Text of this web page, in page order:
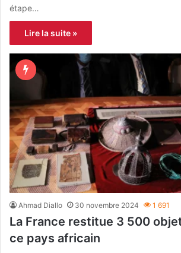
étape…
Lire la suite »
Ahmad Diallo 30 novembre 2024 1 691
La France restitue 3 500
ce pays africain